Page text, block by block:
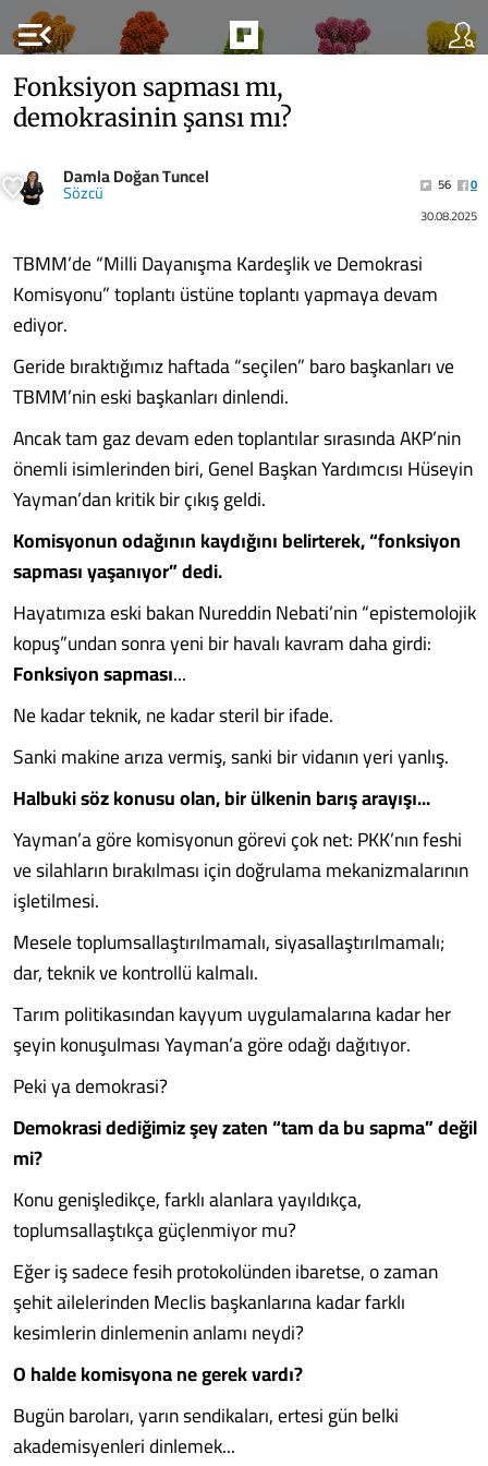
menu_open
Fonksiyon sapması mı,
demokrasinin şansı mı?
Damla Doğan Tuncel
Sözcü 56
0
30.08.2025
TBMM’de “Milli Dayanışma Kardeşlik ve Demokrasi
Komisyonu” toplantı üstüne toplantı yapmaya devam
ediyor.
Geride bıraktığımız haftada “seçilen” baro başkanları ve
TBMM’nin eski başkanları dinlendi.
Ancak tam gaz devam eden toplantılar sırasında AKP’nin
önemli isimlerinden biri, Genel Başkan Yardımcısı Hüseyin
Yayman’dan kritik bir çıkış geldi.
Komisyonun odağının kaydığını belirterek, “fonksiyon
sapması yaşanıyor” dedi.
Hayatımıza eski bakan Nureddin Nebati’nin “epistemolojik
kopuş”undan sonra yeni bir havalı kavram daha girdi:
Fonksiyon sapması...
Ne kadar teknik, ne kadar steril bir ifade.
Sanki makine arıza vermiş, sanki bir vidanın yeri yanlış.
Halbuki söz konusu olan, bir ülkenin barış arayışı...
Yayman’a göre komisyonun görevi çok net: PKK’nın feshi
ve silahların bırakılması için doğrulama mekanizmalarının
işletilmesi.
Mesele toplumsallaştırılmamalı, siyasallaştırılmamalı;
dar, teknik ve kontrollü kalmalı.
Tarım politikasından kayyum uygulamalarına kadar her
şeyin konuşulması Yayman’a göre odağı dağıtıyor.
Peki ya demokrasi?
Demokrasi dediğimiz şey zaten “tam da bu sapma” değil
mi?
Konu genişledikçe, farklı alanlara yayıldıkça,
toplumsallaştıkça güçlenmiyor mu?
Eğer iş sadece fesih protokolünden ibaretse, o zaman
şehit ailelerinden Meclis başkanlarına kadar farklı
kesimlerin dinlemenin anlamı neydi?
O halde komisyona ne gerek vardı?
Bugün baroları, yarın sendikaları, ertesi gün belki
akademisyenleri dinlemek...